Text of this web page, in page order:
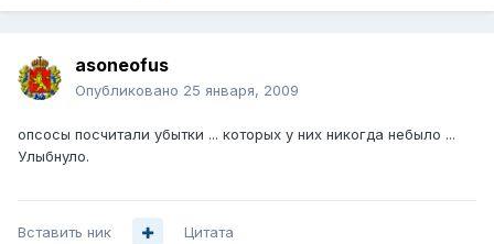
asoneofus
Опубликовано 25 января, 2009
опсосы посчитали убытки ... которых у них никогда небыло ...
Улыбнуло.
Вставить ник Цитата